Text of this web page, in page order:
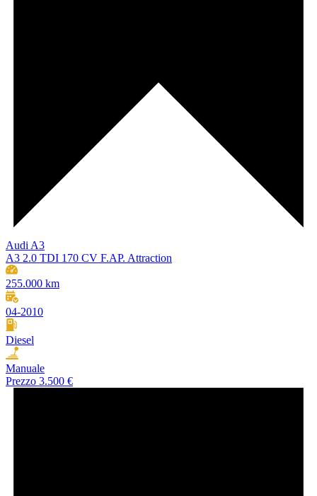
Audi A3
A3 2.0 TDI 170 CV F.AP. Attraction
255.000 km
04-2010
Diesel
Manuale
Prezzo 3.500 €